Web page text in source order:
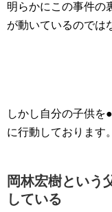
明らかにこの事件の
が動いているのでは
しかし自分の子供を
に行動しております
岡林宏樹という
している